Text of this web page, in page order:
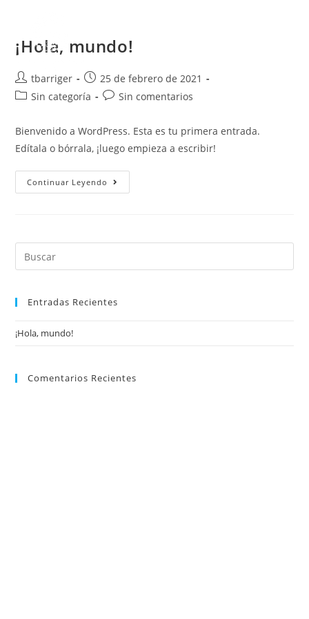
contenido
¡Hola, mundo!
Autor
de
tbarriger
Publicación
de
25 de febrero de 2021
Categoría
la
entrada:
Sin categoría
Comentarios
la
entrada:
Sin comentarios
Bienvenido a WordPress. Esta es tu primera entrada.
Edítala o bórrala, ¡luego empieza a escribir!
Continuar Leyendo
mundo!
Buscar:
Entradas Recientes
¡Hola, mundo!
Comentarios Recientes